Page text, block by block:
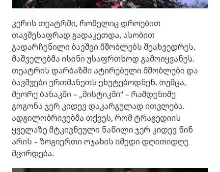
კერის თეატრში, რომელიც დროებით
თავშესაფრად გადაკეთდა, ასობით
გადარჩენილი ბავშვი მშობლებს შეახვედრეს.
მაშველებმა ისინი უსაფრთხოდ გამოიყვანეს.
თეატრის დარბაზში ატირებული მშობლები და
ბავშვები ერთმანეთს ეხუტებოდნენ. თუმცა,
მეორე ბანაკში – „მისტიკში“ – რამდენიმე
გოგონა ჯერ კიდევ დაკარგულად ითვლება.
ადგილობრივებმა თქვეს, რომ ტრაგედიის
ყველაზე მტკივნეული ნაწილი ჯერ კიდევ წინ
არის – ზოგიერთი ოჯახის იმედი დღითიდღე
მცირდება.